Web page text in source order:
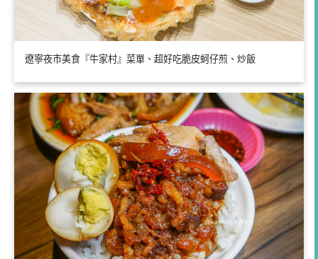
遼寧夜市美食『牛家村』菜單、超好吃脆皮蚵仔煎、炒飯